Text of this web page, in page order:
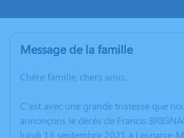
Message de la famille
Chère famille, chers amis,
C’est avec une grande tristesse que
annonçons le décès de Francis
lundi 13 septembre 2021 à Lesparre-